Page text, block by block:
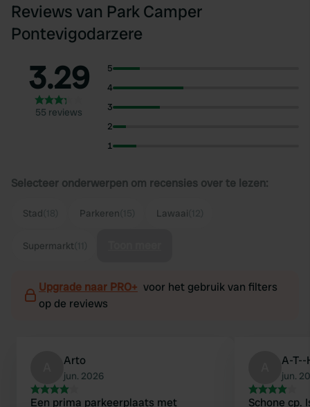
Reviews van Park Camper
Pontevigodarzere
3.29
55 reviews
5
4
3
2
1
Selecteer onderwerpen om recensies over te lezen:
Stad Parkeren Lawaai
Supermarkt
Upgrade naar PRO+ voor het gebruik van filters
op de reviews
Arto
jun. 2026
Een prima parkeerplaats met
A-T--
jun.
Schone cp.